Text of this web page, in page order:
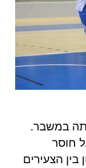
במשבר.
חוסר
בין הצעירים